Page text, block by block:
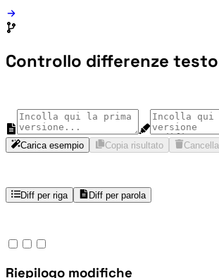
Controllo differenze testo
Carica esempio Copia risultato Cancella
Diff per riga Diff per parola
Riepilogo modifiche